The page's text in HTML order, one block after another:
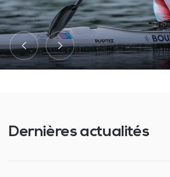
Dernières actualités